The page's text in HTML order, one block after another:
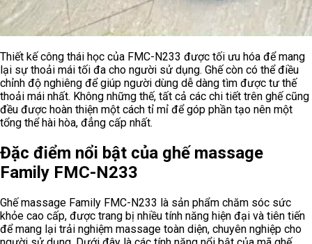
Thiết kế công thái học của FMC-N233 được tối ưu hóa để mang
lại sự thoải mái tối đa cho người sử dụng. Ghế còn có thể điều
chỉnh độ nghiêng để giúp người dùng dễ dàng tìm được tư thế
thoải mái nhất. Không những thế, tất cả các chi tiết trên ghế cũng
đều được hoàn thiện một cách tỉ mỉ để góp phần tạo nên một
tổng thể hài hòa, đẳng cấp nhất.
Đặc điểm nổi bật của ghế massage
Family FMC-N233
Ghế massage Family FMC-N233 là sản phẩm chăm sóc sức
khỏe cao cấp, được trang bị nhiều tính năng hiện đại và tiên tiến
để mang lại trải nghiệm massage toàn diện, chuyên nghiệp cho